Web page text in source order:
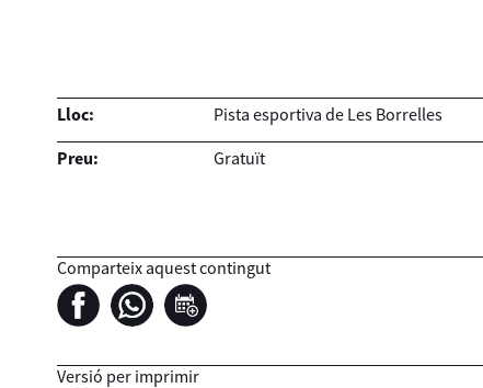
Lloc:
Pista esportiva de Les Borrelles
Preu:
Gratuït
Comparteix aquest contingut
Versió per imprimir